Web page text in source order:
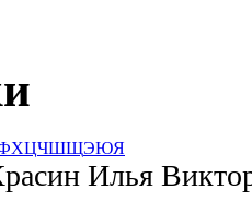
ХЦЧШЩЭЮЯ
Илья